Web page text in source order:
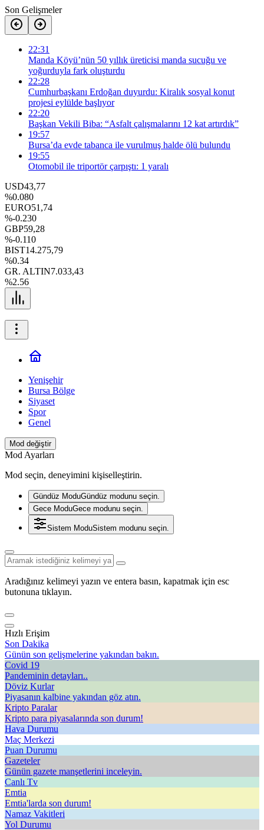
Son Gelişmeler
22:31
Manda Köyü’nün 50 yıllık üreticisi manda sucuğu ve
yoğurduyla fark oluşturdu
22:28
Cumhurbaşkanı Erdoğan duyurdu: Kiralık sosyal konut
projesi eylülde başlıyor
22:20
Başkan Vekili Biba: “Asfalt çalışmalarını 12 kat artırdık”
19:57
Bursa’da evde tabanca ile vurulmuş halde ölü bulundu
19:55
Otomobil ile triportör çarpıştı: 1 yaralı
USD43,77
%0.080
EURO51,74
%-0.230
GBP59,28
%-0.110
BIST14.275,79
%0.34
GR. ALTIN7.033,43
%2.56
Yenişehir
Bursa Bölge
Siyaset
Spor
Genel
Mod değiştir
Mod Ayarları
Mod seçin, deneyimini kişiselleştirin.
Gündüz ModuGündüz modunu seçin.
Gece ModuGece modunu seçin.
Sistem ModuSistem modunu seçin.
Aradığınız kelimeyi yazın ve entera basın, kapatmak için esc
butonuna tıklayın.
Hızlı Erişim
Son Dakika
Günün son gelişmelerine yakından bakın.
Covid 19
Pandeminin detayları..
Döviz Kurlar
Piyasanın kalbine yakından göz atın.
Kripto Paralar
Kripto para piyasalarında son durum!
Hava Durumu
Maç Merkezi
Puan Durumu
Gazeteler
Günün gazete manşetlerini inceleyin.
Canlı Tv
Emtia
Emtia'larda son durum!
Namaz Vakitleri
Yol Durumu